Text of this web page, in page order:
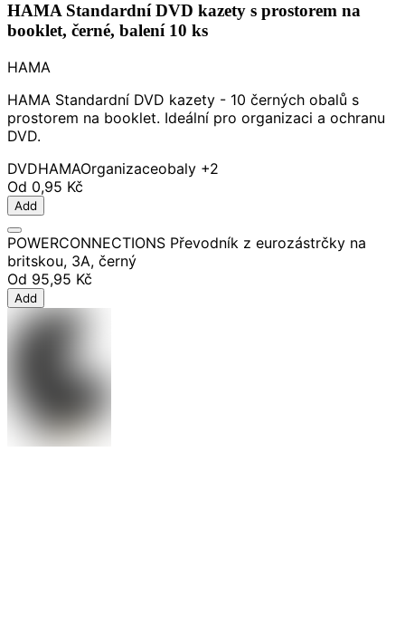
HAMA Standardní DVD kazety s prostorem na
booklet, černé, balení 10 ks
HAMA
HAMA Standardní DVD kazety - 10 černých obalů s
prostorem na booklet. Ideální pro organizaci a ochranu
DVD.
DVDHAMAOrganizaceobaly +2
Od 0,95 Kč
Add
POWERCONNECTIONS Převodník z eurozástrčky na
britskou, 3A, černý
Od 95,95 Kč
Add